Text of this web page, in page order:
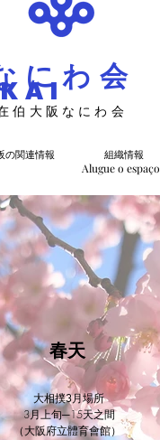
Alugue o espaço
にわ会
伯大阪なにわ会
の関連情報 組織情報
春天
大相撲3月場所
3月上旬─15天之間
（大阪府立體育會館）